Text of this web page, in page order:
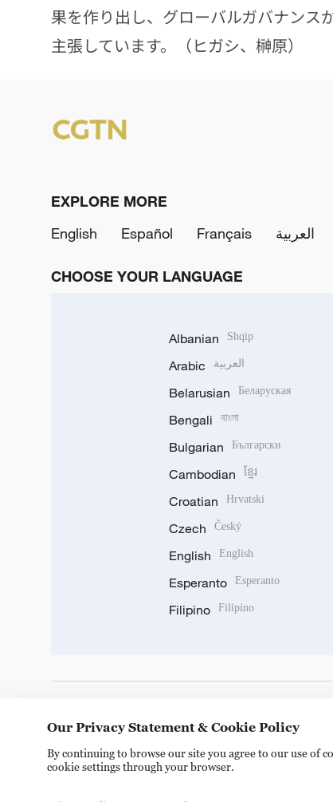
果を作り出し、グローバルガバナンス
主張しています。（ヒガシ、榊原）
EXPLORE MORE
English
Español Français العربية
CHOOSE YOUR LANGUAGE
Albanian Shqip
Arabic العربية
Belarusian Беларуская
Bengali বাংলা
Bulgarian Български
Cambodian ខ្មែរ
Croatian Hrvatski
Czech Český
English English
Esperanto Esperanto
Filipino Filipino
Our Privacy Statement & Cookie Policy
By continuing to browse our site you agree to our use of
cookie settings through your browser.